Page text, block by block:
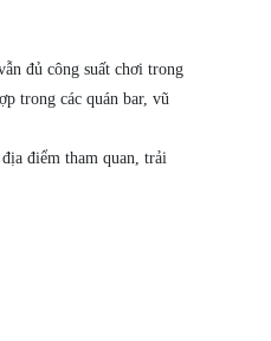
đủ công suất chơi trong
trong các quán bar, vũ
điểm tham quan, trải